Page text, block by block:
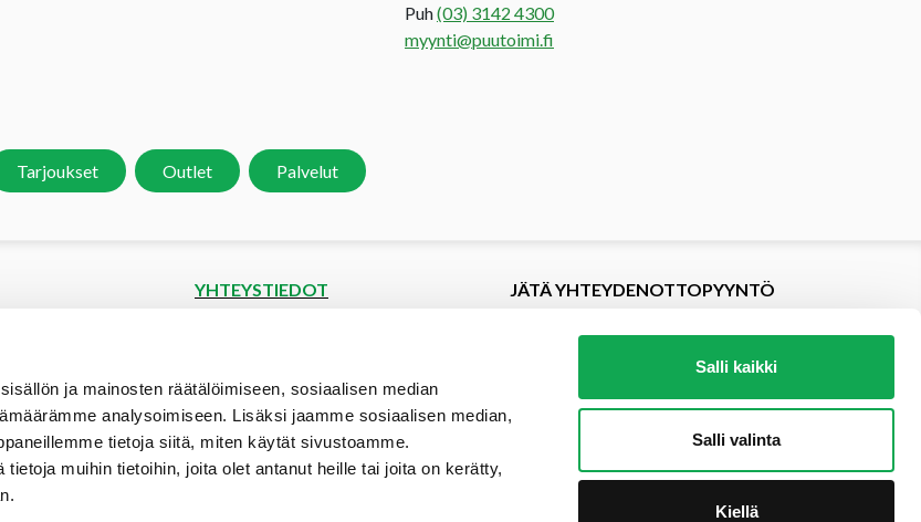
ja mainosten räätälöimiseen, sosiaalisen median
analysoimiseen. Lisäksi jaamme sosiaalisen median,
tietoja siitä, miten käytät sivustoamme.
muihin tietoihin, joita olet antanut heille tai joita on kerätty,
Salli kaikki
Salli valinta
Kiellä
Tarjoukset Outlet Palvelut
Puh(03) 3142 4300
myynti@puutoimi.fi
YHTEYSTIEDOT
Puh (03) 3142 4300 (vaihde)
myynti@puutoimi.fi
AVOINNA
JÄTÄ YHTEYDENOTTOPYYNTÖ